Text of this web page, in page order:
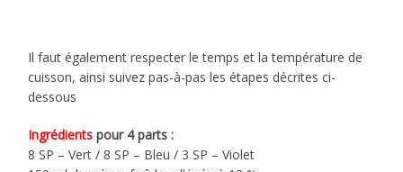
Il faut également respecter le temps et la température de
cuisson, ainsi suivez pas-à-pas les étapes décrites ci-
dessous
Ingrédients pour 4 parts :
8 SP – Vert / 8 SP – Bleu / 3 SP – Violet